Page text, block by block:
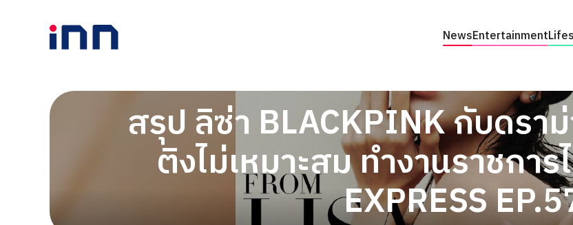
NewsEntertainment
สรุป ลิซ่า BLACKPINK กับดรา
ติงไม่เหมาะสม ทำงานราชการ
EXPRESS